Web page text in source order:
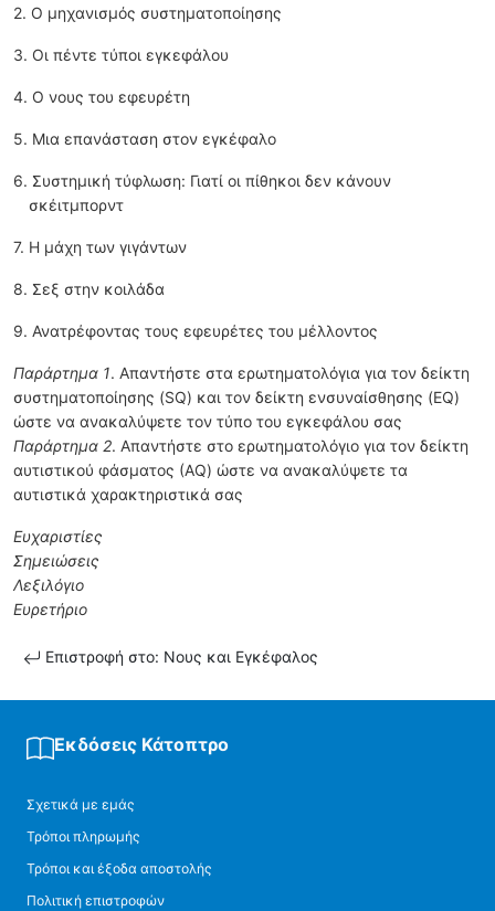
2. Ο μηχανισμός συστηματοποίησης
3. Οι πέντε τύποι εγκεφάλου
4. Ο νους του εφευρέτη
5. Μια επανάσταση στον εγκέφαλο
6. Συστημική τύφλωση: Γιατί οι πίθηκοι δεν κάνουν
σκέιτμπορντ
7. Η μάχη των γιγάντων
8. Σεξ στην κοιλάδα
9. Ανατρέφοντας τους εφευρέτες του μέλλοντος
Παράρτημα 1. Απαντήστε στα ερωτηματολόγια για τον δείκτη
συστηματοποίησης (SQ) και τον δείκτη ενσυναίσθησης (EQ)
ώστε να ανακαλύψετε τον τύπο του εγκεφάλου σας
Παράρτημα 2. Απαντήστε στο ερωτηματολόγιο για τον δείκτη
αυτιστικού φάσματος (ΑQ) ώστε να ανακαλύψετε τα
αυτιστικά χαρακτηριστικά σας
Ευχαριστίες
Σημειώσεις
Λεξιλόγιο
Ευρετήριο
Επιστροφή στο: Νους και Εγκέφαλος
Εκδόσεις Κάτοπτρο
Σχετικά με εμάς
Τρόποι πληρωμής
Τρόποι και έξοδα αποστολής
Πολιτική επιστροφών